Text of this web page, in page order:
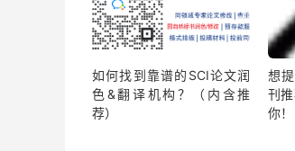
如何找到靠谱的SCI论文润
色&翻译机构？（内含推
荐）
想
刊
你！